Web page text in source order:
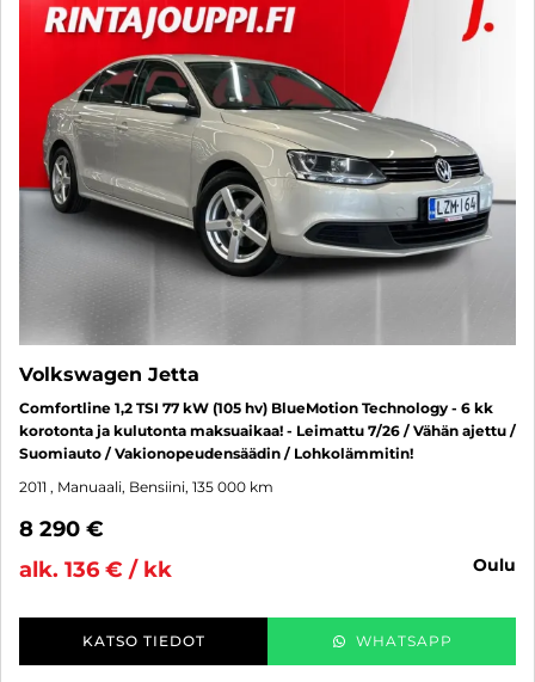
Volkswagen Jetta
Comfortline 1,2 TSI 77 kW (105 hv) BlueMotion Technology - 6 kk
korotonta ja kulutonta maksuaikaa! - Leimattu 7/26 / Vähän ajettu /
Suomiauto / Vakionopeudensäädin / Lohkolämmitin!
2011 , Manuaali, Bensiini, 135 000 km
8 290 €
alk. 136 € / kk
oulu
KATSO TIEDOT WHATSAPP